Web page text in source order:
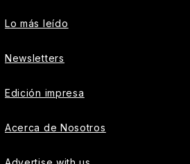
Lo más leído
Newsletters
Edición impresa
Acerca de Nosotros